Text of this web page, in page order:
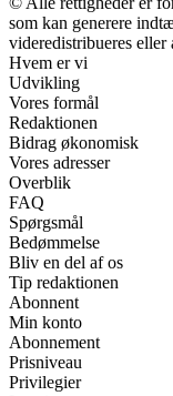
som kan generere
videredistribueres eller
Hvem er vi
Udvikling
Vores formål
Redaktionen
Bidrag økonomisk
Vores adresser
Overblik
FAQ
Spørgsmål
Bedømmelse
Bliv en del af os
Tip redaktionen
Abonnent
Min konto
Abonnement
Prisniveau
Privilegier